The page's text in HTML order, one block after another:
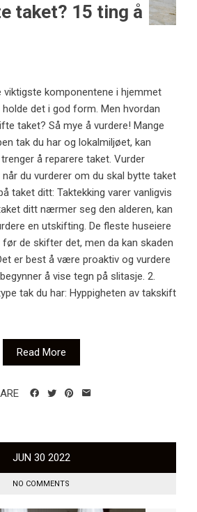
taket? 15 ting å
viktigste komponentene i hjemmet
det i god form. Men hvordan
taket? Så mye å vurdere! Mange
tak du har og lokalmiljøet, kan
å reparere taket. Vurder
du vurderer om du skal bytte taket
taket ditt: Taktekking varer vanligvis
ditt nærmer seg den alderen, kan
en utskifting. De fleste huseiere
de skifter det, men da kan skaden
er best å være proaktiv og vurdere
å vise tegn på slitasje. 2.
tak du har: Hyppigheten av takskift
Read More
JUN 30 2022
NO COMMENTS